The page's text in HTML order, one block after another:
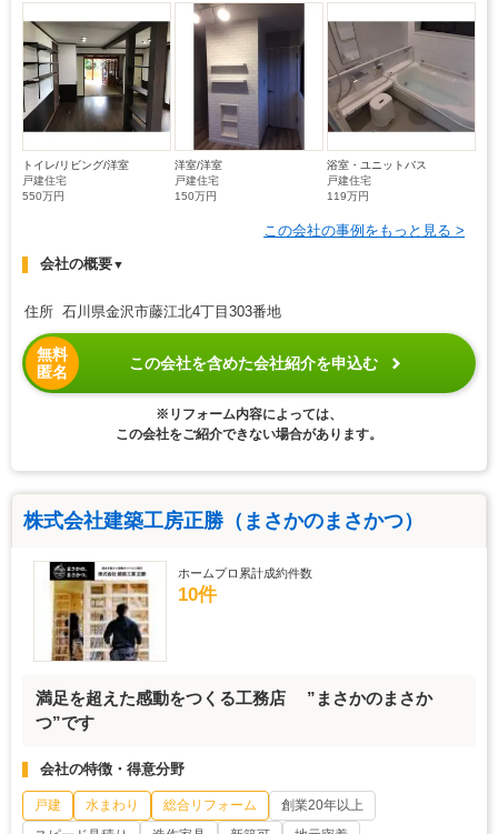
トイレ/リビング/洋室
戸建住宅
550万円
洋室/洋室
戸建住宅
150万円
浴室・ユニットバス
戸建住宅
119万円
この会社の事例をもっと見る >
会社の概要▼
住所 石川県金沢市藤江北4丁目303番地
無料
匿名
この会社を含めた会社紹介を申込む
※リフォーム内容によっては、
この会社をご紹介できない場合があります。
株式会社建築工房正勝（まさかのまさかつ）
ホームプロ累計成約件数
10件
満足を超えた感動をつくる工務店 ”まさかのまさか
つ”です
会社の特徴・得意分野
戸建 水まわり 総合リフォーム
創業20年以上